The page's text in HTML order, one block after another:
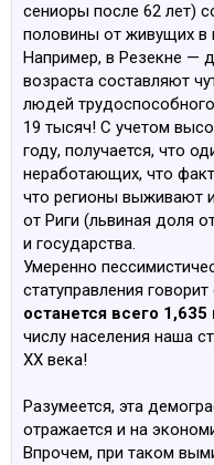
сениоры после 62 лет)
половины от живущих в
Например, в Резекне —
возраста составляют
людей
19 тысяч! С учетом
году, получается, что
неработающих, что
что регионы выживают
от Риги (львиная доля
и государства.
Умеренно
статуправления
останется всего 1,635
числу населения наша
XX века!
Разумеется, эта
отражается и на
Впрочем, при таком